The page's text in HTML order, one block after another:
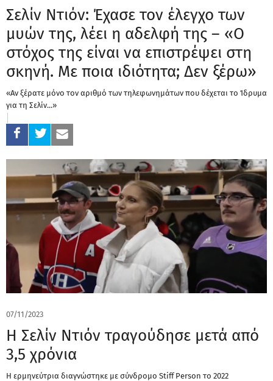
Σελίν Ντιόν: Έχασε τον έλεγχο των
μυών της, λέει η αδελφή της – «Ο
στόχος της είναι να επιστρέψει στη
σκηνή. Με ποια ιδιότητα; Δεν ξέρω»
«Αν ξέρατε μόνο τον αριθμό των τηλεφωνημάτων που δέχεται το Ίδρυμα
για τη Σελίν...»
07/11/2023
Η Σελίν Ντιόν τραγούδησε μετά από
3,5 χρόνια
Η ερμηνεύτρια διαγνώστηκε με σύνδρομο Stiff Person το 2022